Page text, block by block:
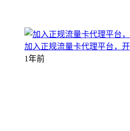
加入正规流量卡代理平台，
1年前